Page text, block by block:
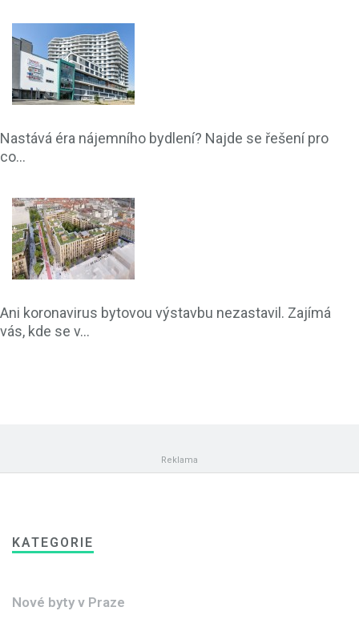
Nastává éra nájemního bydlení? Najde se řešení pro
co...
Ani koronavirus bytovou výstavbu nezastavil. Zajímá
vás, kde se v...
KATEGORIE
Nové byty v Praze